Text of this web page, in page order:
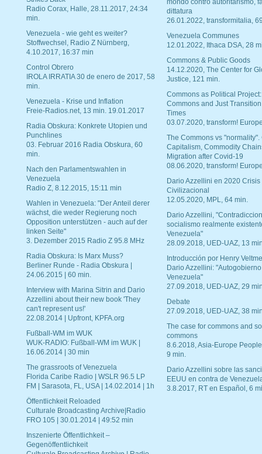
Radio Corax, Halle, 28.11.2017, 24:34
min.
Venezuela - wie geht es weiter?
Stoffwechsel, Radio Z Nürnberg,
4.10.2017, 16:37 min
Control Obrero
IROLA IRRATIA 30 de enero de 2017, 58
min.
Venezuela - Krise und Inflation
Freie-Radios.net, 13 min. 19.01.2017
Radia Obskura: Konkrete Utopien und
Punchlines
03. Februar 2016 Radia Obskura, 60
min.
Nach den Parlamentswahlen in
Venezuela
Radio Z, 8.12.2015, 15:11 min
Wahlen in Venezuela: "Der Anteil derer
wächst, die weder Regierung noch
Opposition unterstützen - auch auf der
linken Seite"
3. Dezember 2015 Radio Z 95.8 MHz
Radia Obskura: Is Marx Muss?
Berliner Runde - Radia Obskura |
24.06.2015 | 60 min.
Interview with Marina Sitrin and Dario
Azzellini about their new book 'They
can't represent us!'
22.08.2014 | Upfront, KPFA.org
Fußball-WM im WUK
WUK-RADIO: Fußball-WM im WUK |
16.06.2014 | 30 min
The grassroots of Venezuela
Florida Caribe Radio | WSLR 96.5 LP
FM | Sarasota, FL, USA | 14.02.2014 | 1h
Öffentlichkeit Reloaded
Culturale Broadcasting Archive|Radio
FRO 105 | 30.01.2014 | 49:52 min
Inszenierte Öffentlichkeit –
Gegenöffentlichkeit
mondo contro autoritarismo,
dittatura
26.01.2022, transformitalia,
Venezuela Communes
12.01.2022, Ithaca DSA, 28
Commons & Public Goods
14.12.2020, The Center for
Justice, 121 min.
Commons as Political Project:
Commons and Just
Times
03.07.2020, transform!
The Commons vs "normality".
Capitalism, Commodity
Migration after Covid-19
08.06.2020, transform!
Dario Azzellini en 2020 Crisis
Civilizacional
12.05.2020, MPL, 64 min.
Dario Azzellini,
socialismo realmente
Venezuela"
28.09.2018, UED-UAZ, 13
Introducción por Henry
Dario Azzellini:
Venezuela"
27.09.2018, UED-UAZ, 29
Debate
27.09.2018, UED-UAZ, 38
The case for commons and
commons
8.6.2018, Asia-Europe
9 min.
Dario Azzellini sobre las
EEUU en contra de
3.8.2017, RT en Español, 6